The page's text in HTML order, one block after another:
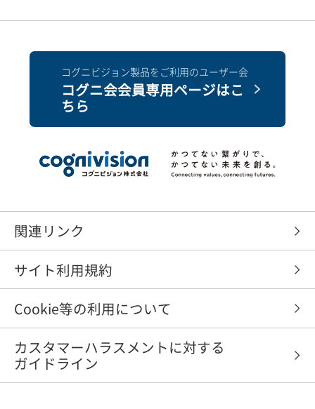
コグニビジョン製品をご利用のユーザー会
コグニ会会員専用ページはこ
ちら
関連リンク
サイト利用規約
Cookie等の利用について
カスタマーハラスメントに対する
ガイドライン